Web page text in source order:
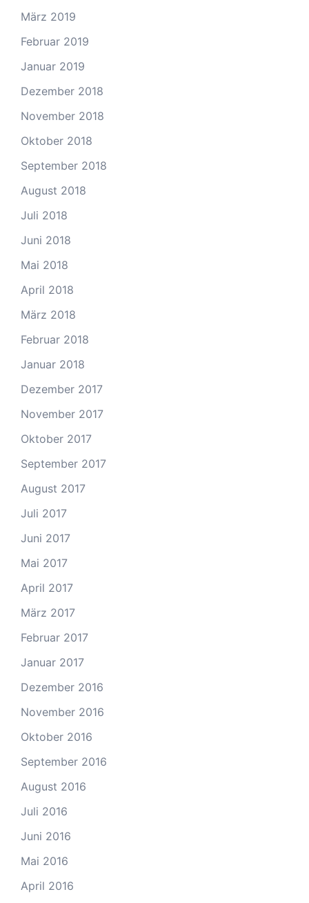
März 2019
Februar 2019
Januar 2019
Dezember 2018
November 2018
Oktober 2018
September 2018
August 2018
Juli 2018
Juni 2018
Mai 2018
April 2018
März 2018
Februar 2018
Januar 2018
Dezember 2017
November 2017
Oktober 2017
September 2017
August 2017
Juli 2017
Juni 2017
Mai 2017
April 2017
März 2017
Februar 2017
Januar 2017
Dezember 2016
November 2016
Oktober 2016
September 2016
August 2016
Juli 2016
Juni 2016
Mai 2016
April 2016